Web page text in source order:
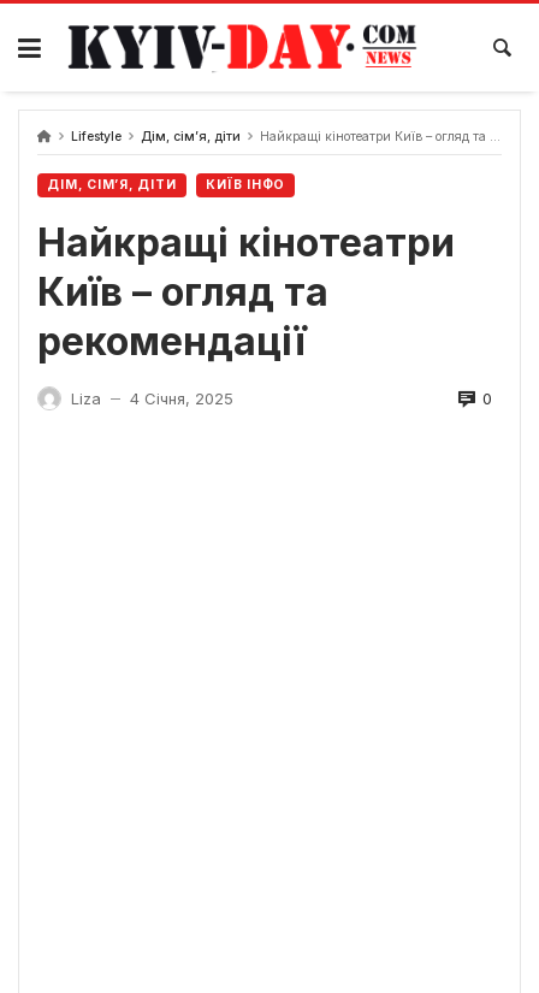
Перейти
вмісту
Lifestyle Дім, сім’я, діти Найкращі кінотеатри Київ – огляд та рекомендації
ДІМ, СІМ’Я, ДІТИ КИЇВ ІНФО
Найкращі кінотеатри
Київ – огляд та
рекомендації
Liza — 4 Січня, 2025 0